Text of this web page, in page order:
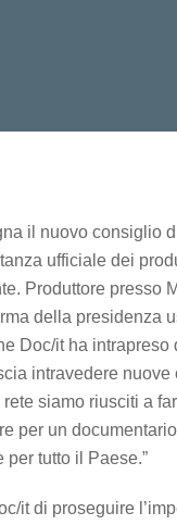
il nuovo consiglio
ufficiale dei
Produttore presso
della
Doc/it ha
intravedere
siamo riusciti a
per un
tutto il Paese.”
it di proseguire